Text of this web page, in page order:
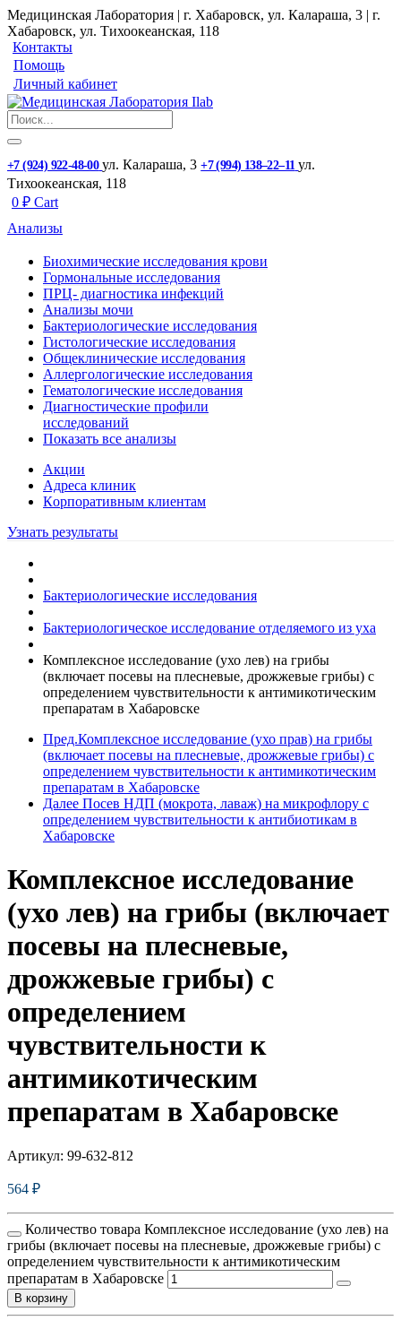
Медицинская Лаборатория | г. Хабаровск, ул. Калараша, 3 | г.
Хабаровск, ул. ​Тихоокеанская, 118
Контакты
Помощь
Личный кабинет
+7 (924) 922-48-00 ул. ​Калараша, 3 +7 (994) 138‒22‒11 ул. ​
Тихоокеанская, 118
0 ₽ Cart
Анализы
Биохимические исследования крови
Гормональные исследования
ПРЦ- диагностика инфекций
Анализы мочи
Бактериологические исследования
Гистологические исследования
Общеклинические исследования
Аллергологические исследования
Гематологические исследования
Диагностические профили
исследований
Показать все анализы
Акции
Адреса клиник
Кoрпоративным клиентам
Узнать результаты
Бактериологические исследования
Бактериологическое исследование отделяемого из уха
Комплексное исследование (ухо лев) на грибы
(включает посевы на плесневые, дрожжевые грибы) с
определением чувcтвительности к антимикотическим
препаратам в Хабаровске
Пред.Комплексное исследование (ухо прав) на грибы
(включает посевы на плесневые, дрожжевые грибы) с
определением чувcтвительности к антимикотическим
препаратам в Хабаровске
Далее Посев НДП (мокрота, лаваж) на микрофлору с
определением чувcтвительности к антибиотикам в
Хабаровске
Комплексное исследование
(ухо лев) на грибы (включает
посевы на плесневые,
дрожжевые грибы) с
определением
чувcтвительности к
антимикотическим
препаратам в Хабаровске
Артикул: 99-632-812
564 ₽
Количество товара Комплексное исследование (ухо лев) на
грибы (включает посевы на плесневые, дрожжевые грибы) с
определением чувcтвительности к антимикотическим
препаратам в Хабаровске
В корзину